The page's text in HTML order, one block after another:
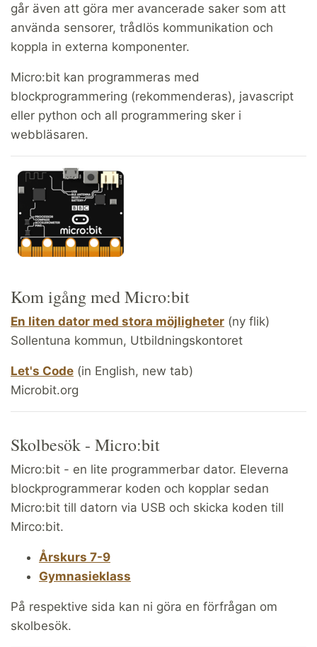
går även att göra mer avancerade saker som att
använda sensorer, trådlös kommunikation och
koppla in externa komponenter.
Micro:bit kan programmeras med
blockprogrammering (rekommenderas), javascript
eller python och all programmering sker i
webbläsaren.
Kom igång med Micro:bit
En liten dator med stora möjligheter (ny flik)
Sollentuna kommun, Utbildningskontoret
Let's Code (in English, new tab)
Microbit.org
Skolbesök - Micro:bit
Micro:bit - en lite programmerbar dator. Eleverna
blockprogrammerar koden och kopplar sedan
Micro:bit till datorn via USB och skicka koden till
Mirco:bit.
Årskurs 7-9
Gymnasieklass
På respektive sida kan ni göra en förfrågan om
skolbesök.